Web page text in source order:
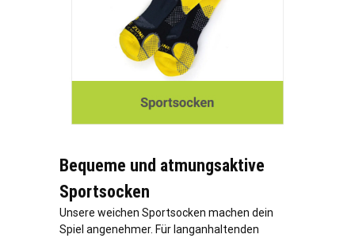
Bequeme und atmungsaktive
Sportsocken
Unsere weichen Sportsocken machen dein
Spiel angenehmer. Für langanhaltenden